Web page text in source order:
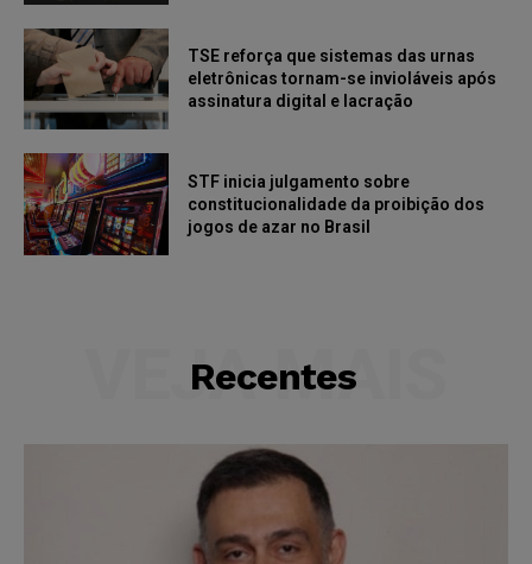
TSE reforça que sistemas das urnas
eletrônicas tornam-se invioláveis após
assinatura digital e lacração
STF inicia julgamento sobre
constitucionalidade da proibição dos
jogos de azar no Brasil
Recentes
VEJA MAIS